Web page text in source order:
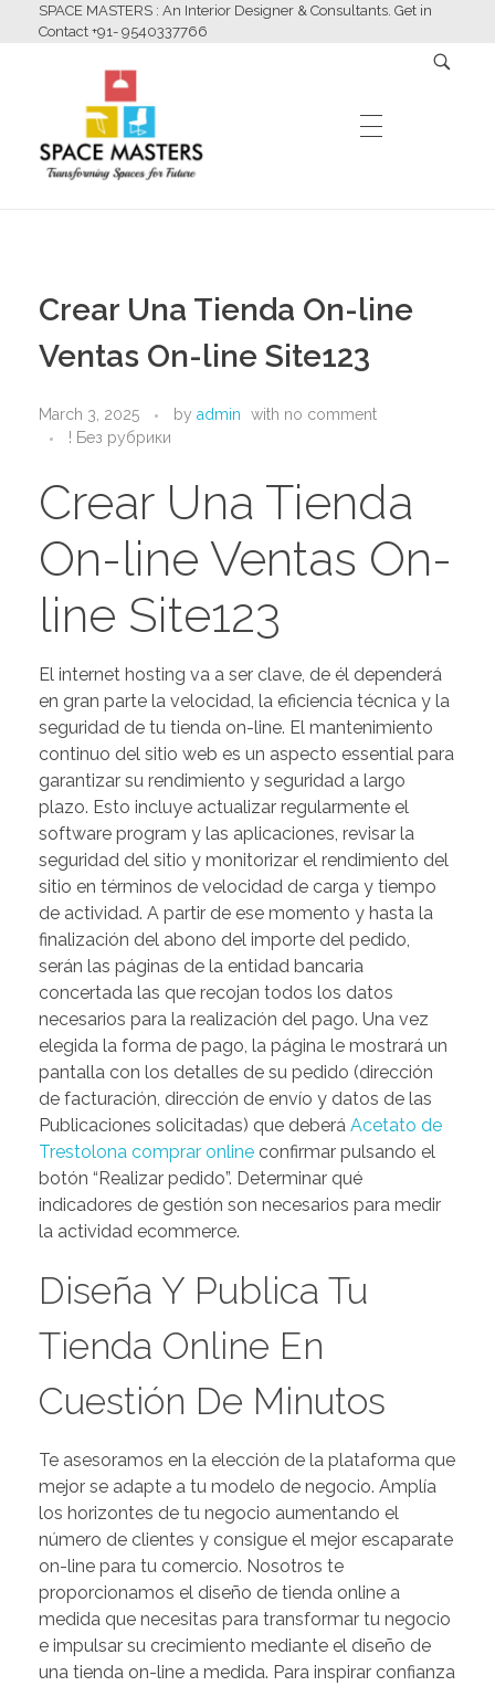
SPACE MASTERS : An Interior Designer & Consultants. Get in
Contact +91- 9540337766
Space Masters
Interior Designer & Consultants
ABOUT US
SERVICES
DESIGN CONSULTANCY
TURNKEY SERVICES
PORTFOLIO
CONTACT US
.
Crear Una Tienda On-line
Ventas On-line Site123
March 3, 2025 by admin with no comment
! Без рубрики
Crear Una Tienda
On-line Ventas On-
line Site123
El internet hosting va a ser clave, de él dependerá
en gran parte la velocidad, la eficiencia técnica y la
seguridad de tu tienda on-line. El mantenimiento
continuo del sitio web es un aspecto essential para
garantizar su rendimiento y seguridad a largo
plazo. Esto incluye actualizar regularmente el
software program y las aplicaciones, revisar la
seguridad del sitio y monitorizar el rendimiento del
sitio en términos de velocidad de carga y tiempo
de actividad. A partir de ese momento y hasta la
finalización del abono del importe del pedido,
serán las páginas de la entidad bancaria
concertada las que recojan todos los datos
necesarios para la realización del pago. Una vez
elegida la forma de pago, la página le mostrará un
pantalla con los detalles de su pedido (dirección
de facturación, dirección de envío y datos de las
Publicaciones solicitadas) que deberá Acetato de
Trestolona comprar online confirmar pulsando el
botón “Realizar pedido”. Determinar qué
indicadores de gestión son necesarios para medir
la actividad ecommerce.
Diseña Y Publica Tu
Tienda Online En
Cuestión De Minutos
Te asesoramos en la elección de la plataforma que
mejor se adapte a tu modelo de negocio. Amplía
los horizontes de tu negocio aumentando el
número de clientes y consigue el mejor escaparate
on-line para tu comercio. Nosotros te
proporcionamos el diseño de tienda online a
medida que necesitas para transformar tu negocio
e impulsar su crecimiento mediante el diseño de
una tienda on-line a medida. Para inspirar confianza